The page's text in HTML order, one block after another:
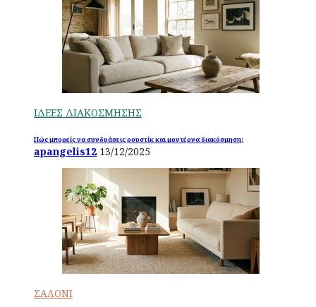
ΙΔΕΕΣ ΔΙΑΚΟΣΜΗΣΗΣ
Πώς μπορείς να συνδυάσεις ρουστίκ και μοντέρνα διακόσμηση;
apangelis12 13/12/2025
ΣΑΛΟΝΙ